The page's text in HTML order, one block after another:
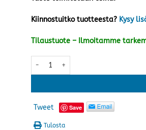
Kiinnostuitko tuotteesta? Kysy
Tilaustuote – Ilmoitamme
Unipuu parven alaosat 90x200 cm,
Tweet Save
Tulosta